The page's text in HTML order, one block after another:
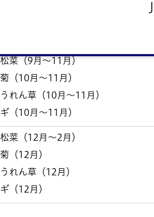
菜（9月～11月）
（10月～11月）
れん草（10月～11月）
（10月～11月）
菜（12月～2月）
（12月）
れん草（12月）
（12月）